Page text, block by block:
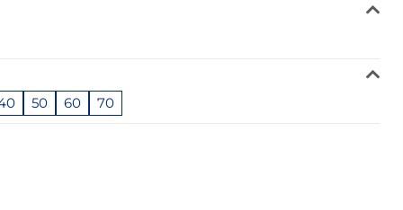
50 60
70